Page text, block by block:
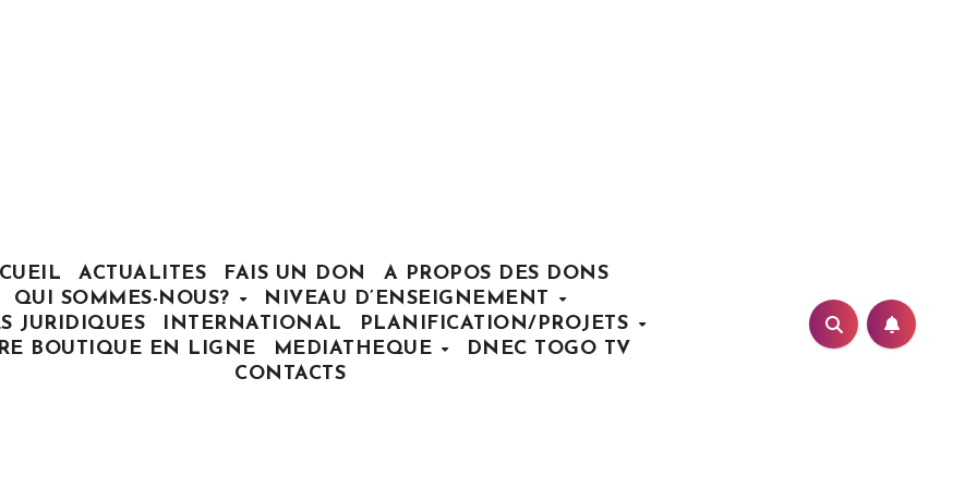
ACTUALITES FAIS UN DON
A PROPOS DES DONS
QUI SOMMES-NOUS?
NIVEAU D’ENSEIGNEMENT
JURIDIQUES
INTERNATIONAL
PLANIFICATION/PROJETS
BOUTIQUE EN LIGNE
MEDIATHEQUE
DNEC TOGO TV
CONTACTS